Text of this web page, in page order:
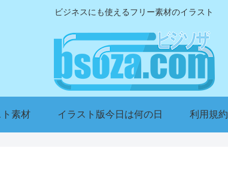
ビジネスにも使えるフリー素材のイラスト
素材 イラスト版今日は何の日 利用規約